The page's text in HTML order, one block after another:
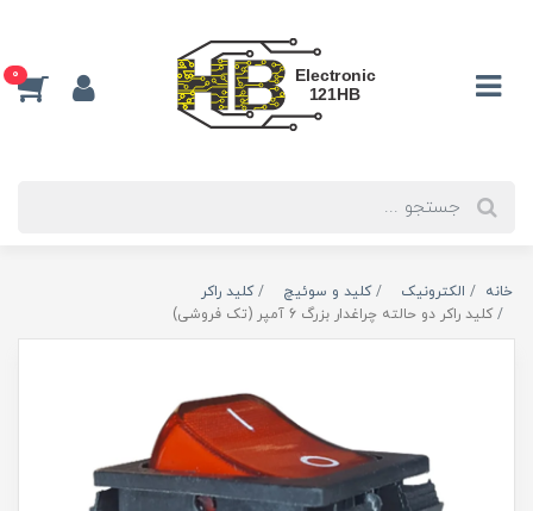
0
خانه الکترونیک كليد و سوئيچ
کلید راکر
کلید راکر دو حالته چراغدار بزرگ 6 آمپر (تک فروشی)